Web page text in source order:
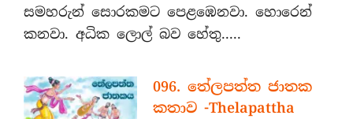
සමහරුන් සොරකමට පෙළඹෙනවා. හොරෙන්
කනවා. අධික ලොල් බව හේතු.....
096. තේලපත්ත ජාතක
කතාව -Thelapattha